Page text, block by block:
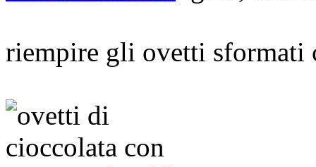
riempire gli ovetti sformati